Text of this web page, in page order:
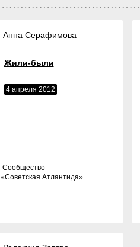
Анна Серафимова
Жили-были
4 апреля 2012
Cообщество
«Советская Атлантида»